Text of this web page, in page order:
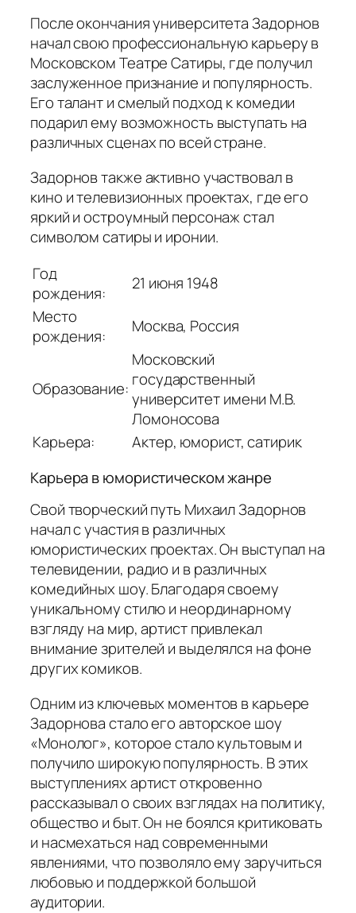
После окончания университета Задорнов
начал свою профессиональную карьеру в
Московском Театре Сатиры, где получил
заслуженное признание и популярность.
Его талант и смелый подход к комедии
подарил ему возможность выступать на
различных сценах по всей стране.
Задорнов также активно участвовал в
кино и телевизионных проектах, где его
яркий и остроумный персонаж стал
символом сатиры и иронии.
Год
рождения:
21 июня 1948
Место
рождения:
Москва, Россия
Образование:
Московский
государственный
университет имени М.В.
Ломоносова
Карьера:
Актер, юморист, сатирик
Карьера в юмористическом жанре
Свой творческий путь Михаил Задорнов
начал с участия в различных
юмористических проектах. Он выступал на
телевидении, радио и в различных
комедийных шоу. Благодаря своему
уникальному стилю и неординарному
взгляду на мир, артист привлекал
внимание зрителей и выделялся на фоне
других комиков.
Одним из ключевых моментов в карьере
Задорнова стало его авторское шоу
«Монолог», которое стало культовым и
получило широкую популярность. В этих
выступлениях артист откровенно
рассказывал о своих взглядах на политику,
общество и быт. Он не боялся критиковать
и насмехаться над современными
явлениями, что позволяло ему заручиться
любовью и поддержкой большой
аудитории.